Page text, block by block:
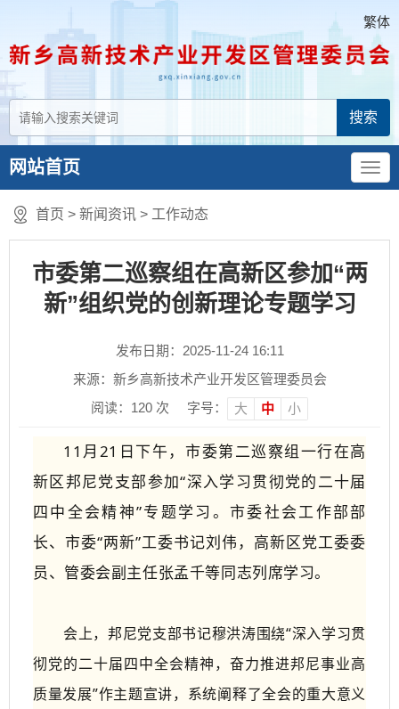
繁体
网站首页
首页 > 新闻资讯 > 工作动态
市委第二巡察组在高新区参加“两
新”组织党的创新理论专题学习
发布日期：2025-11-24 16:11
来源：新乡高新技术产业开发区管理委员会
阅读： 120 次 字号： 大 中 小
11月21日下午，市委第二巡察组一行在高
新区邦尼党支部参加“深入学习贯彻党的二十届
四中全会精神”专题学习。市委社会工作部部
长、市委“两新”工委书记刘伟，高新区党工委委
员、管委会副主任张孟千等同志列席学习。
会上，邦尼党支部书记穆洪涛围绕“深入学习贯
彻党的二十届四中全会精神，奋力推进邦尼事业高
质量发展”作主题宣讲，系统阐释了全会的重大意义